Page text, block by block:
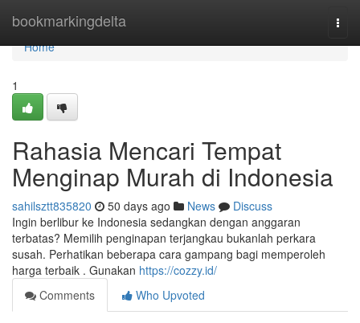
bookmarkingdelta
Home
Home
1
Rahasia Mencari Tempat
Menginap Murah di Indonesia
sahilsztt835820 50 days ago News
Discuss
Ingin berlibur ke Indonesia sedangkan dengan anggaran
terbatas? Memilih penginapan terjangkau bukanlah perkara
susah. Perhatikan beberapa cara gampang bagi memperoleh
harga terbaik . Gunakan https://cozzy.id/
Comments
Who Upvoted